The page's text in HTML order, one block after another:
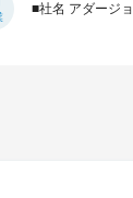
■社名 アダージ